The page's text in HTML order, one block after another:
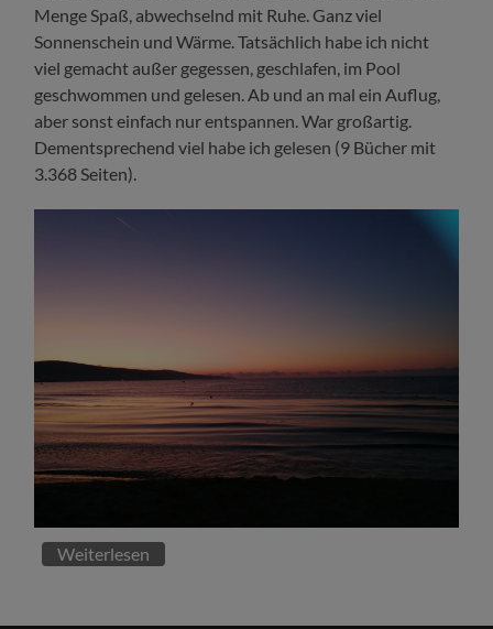
Menge Spaß, abwechselnd mit Ruhe. Ganz viel
Sonnenschein und Wärme. Tatsächlich habe ich nicht
viel gemacht außer gegessen, geschlafen, im Pool
geschwommen und gelesen. Ab und an mal ein Auflug,
aber sonst einfach nur entspannen. War großartig.
Dementsprechend viel habe ich gelesen (9 Bücher mit
3.368 Seiten).
Weiterlesen